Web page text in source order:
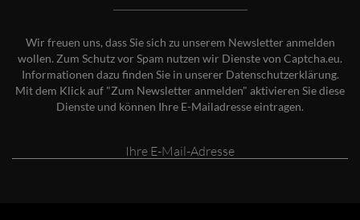
Wir freuen uns, dass Sie sich zu unserem Newsletter anmelden
wollen. Zum Schutz vor Spam nutzen wir Dienste von Captcha.eu.
Informationen dazu finden Sie in unserer Datenschutzerklärung.
Mit dem Klick auf "Zum Newsletter anmelden" aktivieren Sie diese
Dienste und können Ihre E-Mailadresse eintragen.